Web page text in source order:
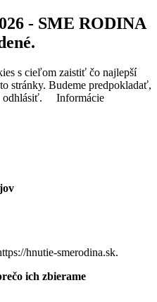
- SME RODINA
s cieľom zaistiť čo najlepší
stránky. Budeme predpokladať,
odhlásiť.
Informácie
hnutie-smerodina.sk.
ich zbierame